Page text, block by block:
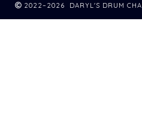
2022–2026 DARYL'S DRUM